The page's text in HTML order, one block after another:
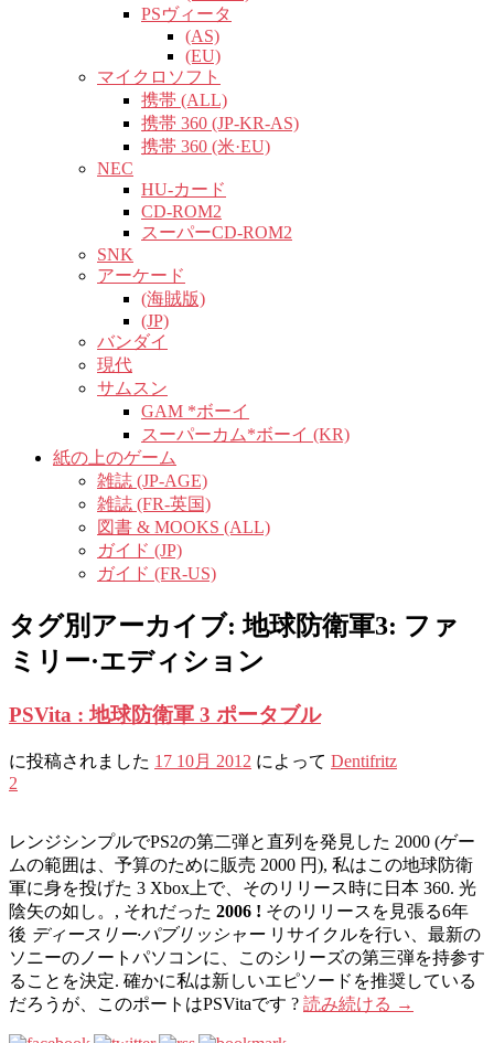
PSヴィータ
(AS)
(EU)
マイクロソフト
携帯 (ALL)
携帯 360 (JP-KR-AS)
携帯 360 (米·EU)
NEC
HU-カード
CD-ROM2
スーパーCD-ROM2
SNK
アーケード
(海賊版)
(JP)
バンダイ
現代
サムスン
GAM *ボーイ
スーパーカム*ボーイ (KR)
紙の上のゲーム
雑誌 (JP-AGE)
雑誌 (FR-英国)
図書 & MOOKS (ALL)
ガイド (JP)
ガイド (FR-US)
タグ別アーカイブ:地球防衛軍3: ファ
ミリー·エディション
PSVita : 地球防衛軍 3 ポータブル
に投稿されました 17 10月 2012 によって Dentifritz
2
レンジシンプルでPS2の第二弾と直列を発見した 2000 (ゲー
ムの範囲は、予算のために販売 2000 円), 私はこの地球防衛
軍に身を投げた 3 Xbox上で、そのリリース時に日本 360. 光
陰矢の如し。, それだった 2006 ! そのリリースを見張る6年
後 ディースリー·パブリッシャーリサイクルを行い、最新の
ソニーのノートパソコンに、このシリーズの第三弾を持参す
ることを決定. 確かに私は新しいエピソードを推奨している
だろうが、このポートはPSVitaです ? 読み続ける →